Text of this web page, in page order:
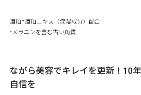
酒粕=酒粕エキス（保湿成分）配合
*メラニンを含む古い角質
ながら美容でキレイを更新！10
自信を